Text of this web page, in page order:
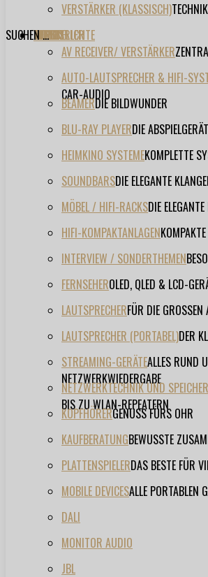
VERSTÄRKER (KLASSISCH)
TESTBERICHTE
AV RECEIVER/ VERSTÄRKER
AUTO-LAUTSPRECHER & HIFI-
CAR-AUDIO
BEAMERDIE BILDWUNDER
BLU-RAY PLAYERDIE
HEIMKINO SYSTEMEKOMPLETTE
SOUNDBARSDIE ELEGANTE
MÖBEL / HIFI-RACKSDIE
HIFI-KOMPAKTANLAGEN
INTERVIEW / SONDERTHEMEN
FERNSEHEROLED, QLED & LCD-
LAUTSPRECHERFÜR DIE GROSSEN
LAUTSPRECHER (PORTABEL)DER
STREAMING-GERÄTEALLES RUND
NETZWERKWIEDERGABE
NETZWERKTECHNIK UND SPEICHER
BIS ZU WLAN-REPEATERN
KOPFHÖRERGENUSS FÜRS OHR
KAUFBERATUNGBEWUSSTE
PLATTENSPIELERDAS BESTE FÜR
MOBILE DEVICESALLE PORTABLEN
FORUM
FILME
VIDEOS
HERSTELLER
DALI
MONITOR AUDIO
JBL
EVENT
SUCHEN ...